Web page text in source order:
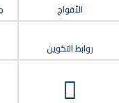
الأفواج
روابط التكوين